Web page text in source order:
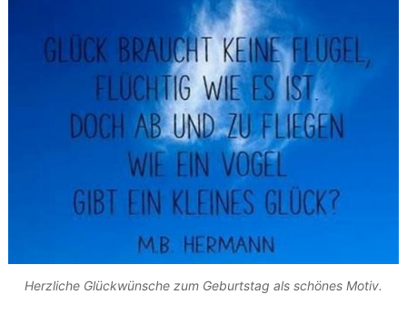
Herzliche Glückwünsche zum Geburtstag als schönes Motiv.